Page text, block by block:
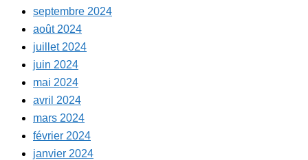
septembre 2024
août 2024
juillet 2024
juin 2024
mai 2024
avril 2024
mars 2024
février 2024
janvier 2024